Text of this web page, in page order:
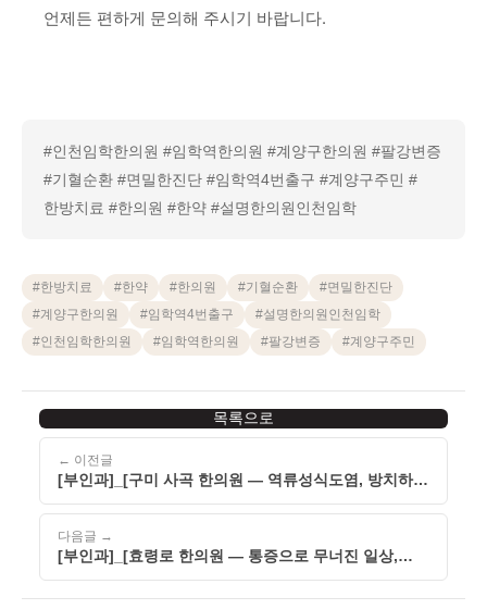
언제든 편하게 문의해 주시기 바랍니다.
#인천임학한의원 #임학역한의원 #계양구한의원 #팔강변증
#기혈순환 #면밀한진단 #임학역4번출구 #계양구주민 #
한방치료 #한의원 #한약 #설명한의원인천임학
#한방치료 #한약 #한의원 #기혈순환 #면밀한진단
#계양구한의원 #임학역4번출구 #설명한의원인천임학
#인천임학한의원 #임학역한의원 #팔강변증 #계양구주민
← 이전글
[부인과]_[구미 사곡 한의원 — 역류성식도염, 방치하면
만성화될 수 있습니다]_[260501]
목록으로
다음글 →
[부인과]_[효령로 한의원 — 통증으로 무너진 일상,
설명한의원 서울 강남에서 함께 살펴봅니다]_[260501]